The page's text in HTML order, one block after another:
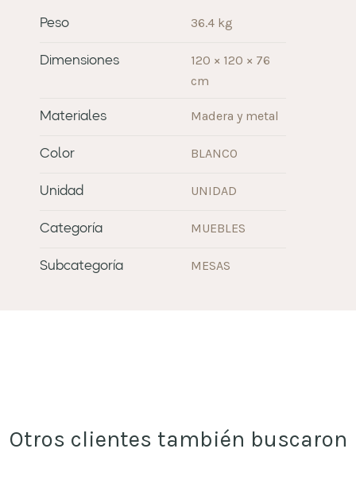
Peso 36.4 kg
Dimensiones
120 × 120 × 76
cm
Materiales Madera y metal
Color BLANCO
Unidad UNIDAD
Categoría MUEBLES
Subcategoría MESAS
Otros clientes también buscaron